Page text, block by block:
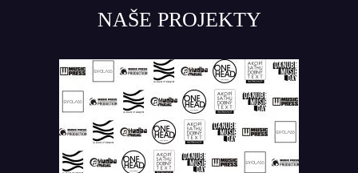
NAŠE PROJEKTY